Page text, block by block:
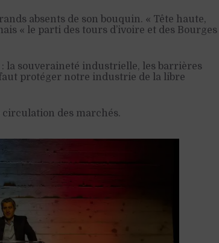
absents de son bouquin. « Tête haute,
« le parti des tours d’ivoire et des Bourges
la souveraineté industrielle, les barrières
protéger notre industrie de la libre
des marchés.